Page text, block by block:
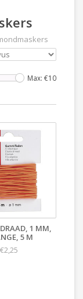
Max: €10
1 MM,
5 M
€2,25